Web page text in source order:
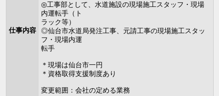
仕事内容
◎工事部として、水道施設の現場施工スタッフ・現場
内運転手（ト
ラック等）
◎仙台市水道局発注工事、元請工事の現場施工スタッ
フ・現場内運
転手
＊現場は仙台市一円
＊資格取得支援制度あり
変更範囲：会社の定める業務